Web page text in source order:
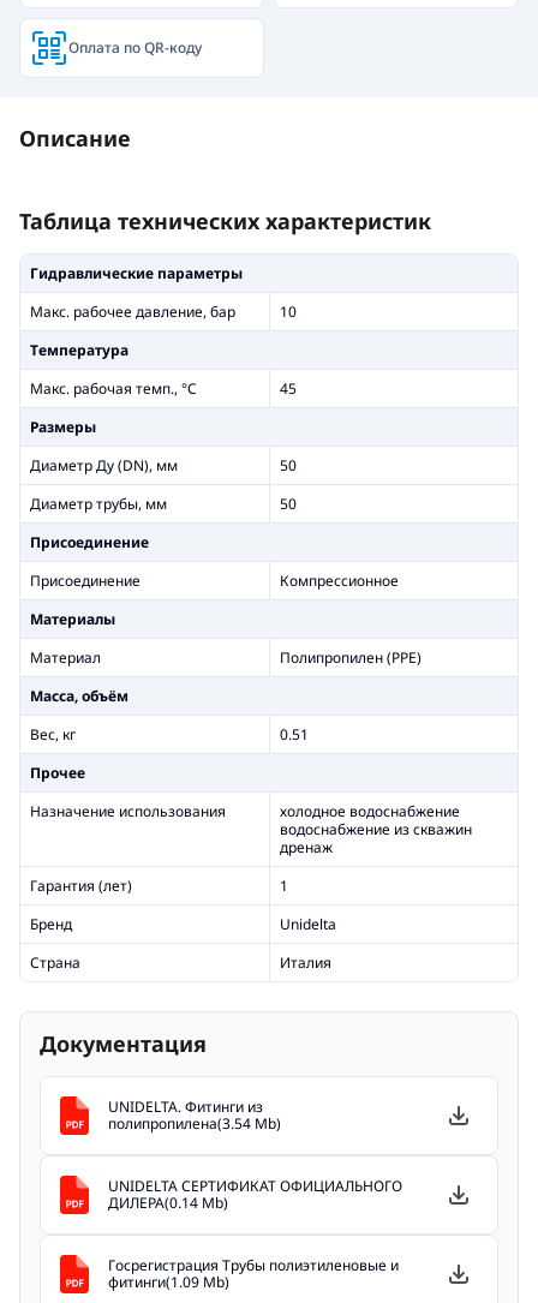
Оплата по QR-коду
Описание
Таблица технических характеристик
Гидравлические параметры
Макс. рабочее давление, бар
10
Температура
Макс. рабочая темп., °С
45
Размеры
Диаметр Ду (DN), мм
50
Диаметр трубы, мм
50
Присоединение
Присоединение
Компрессионное
Материалы
Материал
Полипропилен (PPE)
Масса, объём
Вес, кг
0.51
Прочее
Назначение использования
холодное водоснабжение
водоснабжение из скважин
дренаж
Гарантия (лет)
1
Бренд
Unidelta
Страна
Италия
Документация
UNIDELTA. Фитинги из
полипропилена(3.54 Mb)
UNIDELTA СЕРТИФИКАТ ОФИЦИАЛЬНОГО
ДИЛЕРА(0.14 Mb)
Госрегистрация Трубы полиэтиленовые и
фитинги(1.09 Mb)